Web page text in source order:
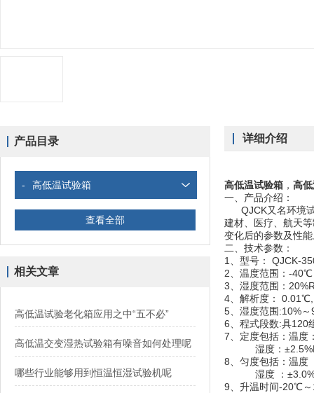
产品目录
- 高低温试验箱
查看全部
相关文章
高低温试验老化箱应用之中“五不必”
高低温交变湿热试验箱有噪音如何处理呢
哪些行业能够用到恒温恒湿试验机呢
详细介绍
高低温试验箱 ， 高
一、 产品介绍：
QJCK又名环境试
建材、医疗、航天
变化后的参数及性
二、 技术参数：
1、型号： QJCK-
2、温度范围：-
3、湿度范围：
4、解析度：
5、湿度范围:10%～
6、程式段数:具120
7、定度包括：温度
湿度：
8、匀度包括：温度
湿度 ：
9、升温时间-20℃